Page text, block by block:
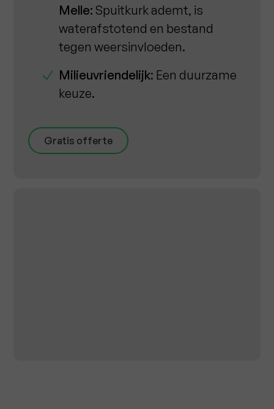
Melle: Spuitkurk ademt, is
waterafstotend en bestand
tegen weersinvloeden.
Milieuvriendelijk: Een duurzame
keuze.
Gratis offerte